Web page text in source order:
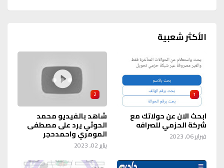
الأكثر شعبية
1
ابحث الان عن حولاتك مع
شركة الحزمي للصرافه
فبراير 06, 2023
2
شاهد بالفيديو محمد
الحوثي يرد على مصطفى
المومري واحمدحجر
يناير 02, 2023